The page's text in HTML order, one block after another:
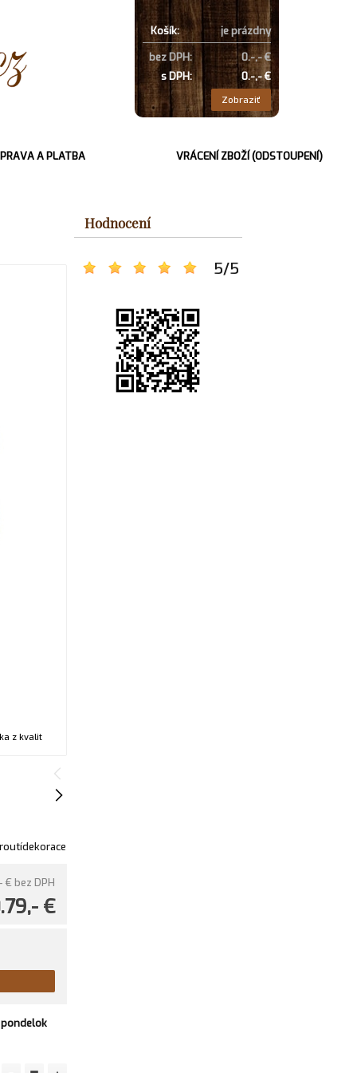
Košík:
je prázdny
bez DPH:
0.-,- €
s DPH:
0.-,- €
Zobraziť
A PLATBA VRÁCENÍ ZBOŽÍ (ODSTOUPENÍ)
Hodnocení
5/5
z kvalit
€ bez DPH
€
pondelok